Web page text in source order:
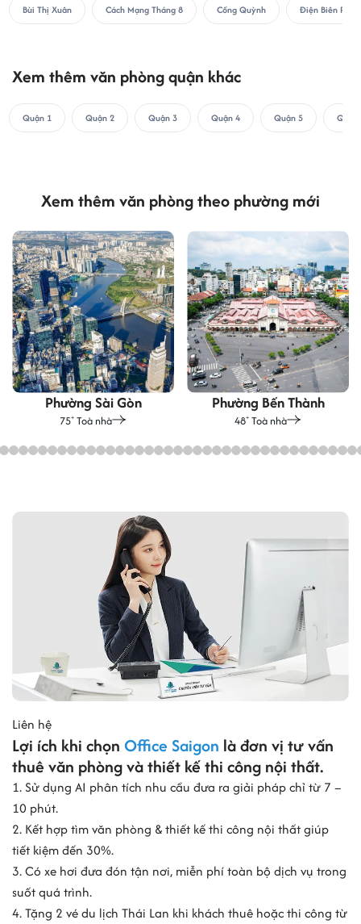
Bùi Thị Xuân Cách Mạng Tháng 8 Cống Quỳnh Điện Biên Phủ
Xem thêm văn phòng quận khác
Quận 1 Quận 2 Quận 3 Quận 4 Quận 5 Quận
Xem thêm văn phòng theo phường mới
Phường Sài Gòn
75+ Toà nhà
Phường Bến Thành
48+ Toà nhà
Liên hệ
Lợi ích khi chọn Office Saigon là đơn vị tư vấn
thuê văn phòng và thiết kế thi công nội thất.
1. Sử dụng AI phân tích nhu cầu đưa ra giải pháp chỉ từ 7 –
10 phút.
2. Kết hợp tìm văn phòng & thiết kế thi công nội thất giúp
tiết kiệm đến 30%.
3. Có xe hơi đưa đón tận nơi, miễn phí toàn bộ dịch vụ trong
suốt quá trình.
4. Tặng 2 vé du lịch Thái Lan khi khách thuê hoặc thi công từ